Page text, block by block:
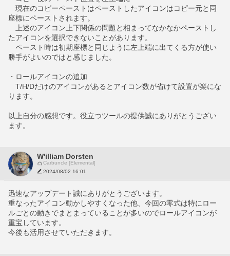
現在のコピーペーストはペーストしたアイコンはコピー元と同
座標にペーストされます。
上述のアイコン上下関係の問題と相まってなかなかペーストし
たアイコンを選択できないことがあります。
ペースト時は初期座標と同じように左上端に出てくる方が使い
勝手がよいのではと感じました。
・ロールアイコンの追加
T/H/Dだけのアイコンがあるとアイコン数が省けて設置が楽にな
ります。
以上自分の感想です。役立つツールの提供誠にありがとうござい
ます。
W'illiam Dorsten
Carbuncle [Elemental]
2024/08/02 16:01
迅速なアップデート誠にありがとうございます。
重なったアイコン動かしやすくなった他、今回の零式は特にロー
ルごとの動きでまとまっていることが多いのでロールアイコンが
重宝しています。
今後も活用させていただきます。